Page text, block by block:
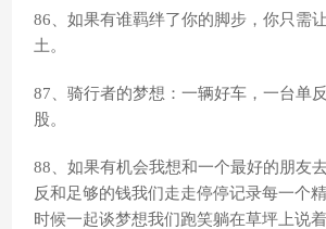
86、如果有谁羁绊了你的脚步，你只需
土。
87、骑行者的梦想：一辆好车，一台单
股。
88、如果有机会我想和一个最好的朋友
反和足够的钱我们走走停停记录每一个
时候一起谈梦想我们跑笑躺在草坪上说着